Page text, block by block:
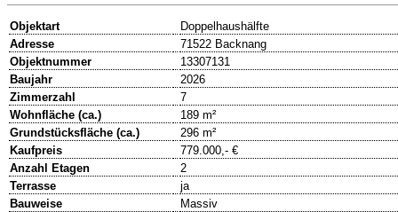
Objektart
Doppelhaushälfte
Adresse
71522 Backnang
Objektnummer
13307131
Baujahr
2026
Zimmerzahl
7
Wohnfläche (ca.)
189 m²
Grundstücksfläche (ca.)
296 m²
Kaufpreis
779.000,- €
Anzahl Etagen
2
Terrasse
ja
Bauweise
Massiv